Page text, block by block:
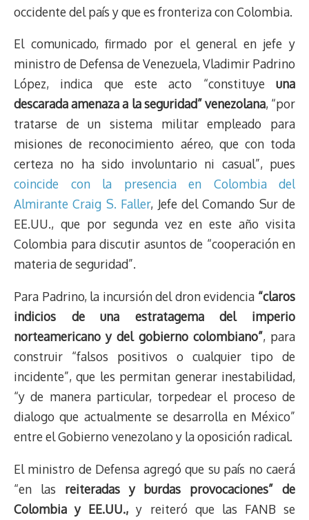
occidente del país y que es fronteriza con Colombia.
El comunicado, firmado por el general en jefe y
ministro de Defensa de Venezuela, Vladimir Padrino
López, indica que este acto “constituye una
descarada amenaza a la seguridad” venezolana, “por
tratarse de un sistema militar empleado para
misiones de reconocimiento aéreo, que con toda
certeza no ha sido involuntario ni casual”, pues
coincide con la presencia en Colombia del
Almirante Craig S. Faller, Jefe del Comando Sur de
EE.UU., que por segunda vez en este año visita
Colombia para discutir asuntos de “cooperación en
materia de seguridad”.
Para Padrino, la incursión del dron evidencia “claros
indicios de una estratagema del imperio
norteamericano y del gobierno colombiano”, para
construir “falsos positivos o cualquier tipo de
incidente”, que les permitan generar inestabilidad,
“y de manera particular, torpedear el proceso de
dialogo que actualmente se desarrolla en México”
entre el Gobierno venezolano y la oposición radical.
El ministro de Defensa agregó que su país no caerá
“en las reiteradas y burdas
provocaciones” de
Colombia y EE.UU., y reiteró que las FANB se